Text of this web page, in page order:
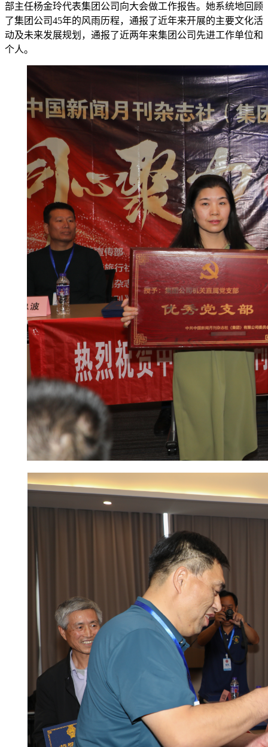
部主任杨金玲代表集团公司向大会做工作报告。她系统地回顾
了集团公司45年的风雨历程，通报了近年来开展的主要文化活
动及未来发展规划，通报了近两年来集团公司先进工作单位和
个人。